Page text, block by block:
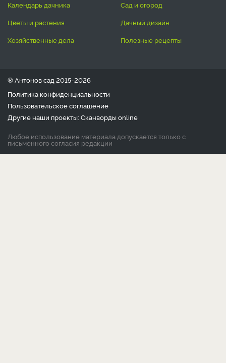
календарь дачника
сад и огород
цветы и растения
дачный дизайн
хозяйственные дела
полезные рецепты
® Антонов сад 2015-2026
Политика конфиденциальности
Пользовательское соглашение
Другие наши проекты: Сканвордыonline
Любое использование материала допускается только с
письменного согласия редакции